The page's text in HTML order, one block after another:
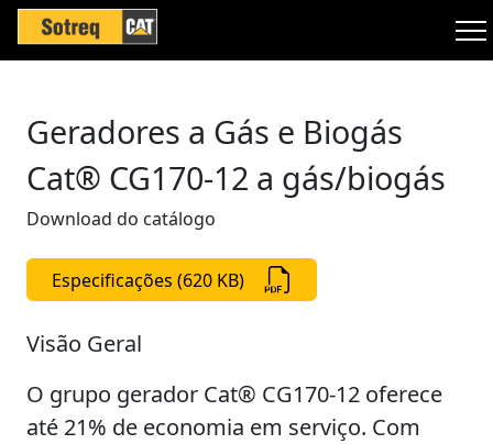
Geradores a Gás e Biogás
Cat® CG170-12 a gás/biogás
Download do catálogo
Especificações (620 KB)
Visão Geral
O grupo gerador Cat® CG170-12 oferece
até 21% de economia em serviço. Com